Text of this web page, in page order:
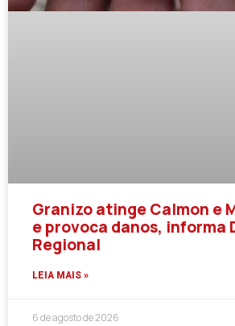
Granizo atinge Calmon e
e provoca danos, informa
Regional
LEIA MAIS »
6 de agosto de 2026